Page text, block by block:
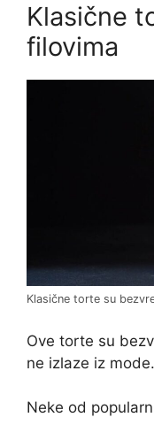
Klasične
filovima
Klasične torte su
Ove torte su
ne izlaze iz mode.
Neke od